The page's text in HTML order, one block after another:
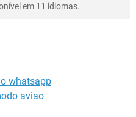
em 11 idiomas.
whatsapp
aviao